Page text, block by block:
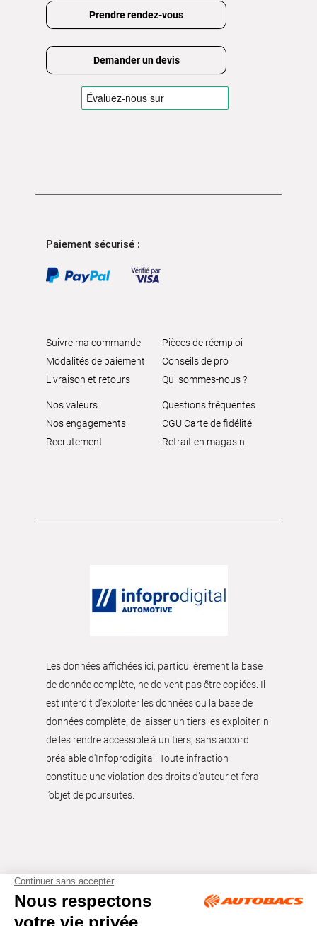
Prendre rendez-vous
Demander un devis
Paiement sécurisé :
Suivre ma commande
Modalités de paiement
Livraison et retours
Pièces de réemploi
Conseils de pro
Qui sommes-nous ?
Nos valeurs
Nos engagements
Recrutement
Questions fréquentes
CGU Carte de fidélité
Retrait en magasin
Les données affichées ici, particulièrement la base
de donnée complète, ne doivent pas être copiées. Il
est interdit d’exploiter les données ou la base de
données complète, de laisser un tiers les exploiter, ni
de les rendre accessible à un tiers, sans accord
préalable d'Infoprodigital. Toute infraction
constitue une violation des droits d’auteur et fera
l’objet de poursuites.